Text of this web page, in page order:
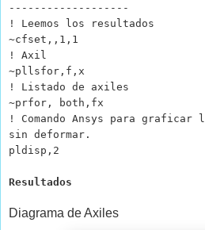
-------------------
! Leemos los resultados
~cfset,,1,1
! Axil
~pllsfor,f,x
! Listado de axiles
~prfor, both,fx
! Comando Ansys para graficar
sin deformar.
pldisp,2
Resultados
Diagrama de Axiles